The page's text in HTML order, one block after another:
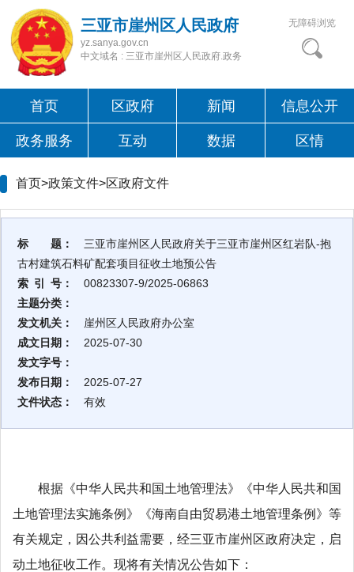
三亚市崖州区人民政府
yz.sanya.gov.cn
中文域名 : 三亚市崖州区人民政府.政务
无障碍浏览
首页 区政府 新闻 信息公开
政务服务 互动 数据 区情
首页>政策文件>区政府文件
标 题：
三亚市崖州区人民政府关于三亚市崖州区红岩队-抱
古村建筑石料矿配套项目征收土地预公告
索 引 号：
00823307-9/2025-06863
主题分类：
发文机关：
崖州区人民政府办公室
成文日期：
2025-07-30
发文字号：
发布日期：
2025-07-27
文件状态：
有效
根据《中华人民共和国土地管理法》《中华人民共和国
土地管理法实施条例》《海南自由贸易港土地管理条例》等
有关规定，因公共利益需要，经三亚市崖州区政府决定，启
动土地征收工作。现将有关情况公告如下：